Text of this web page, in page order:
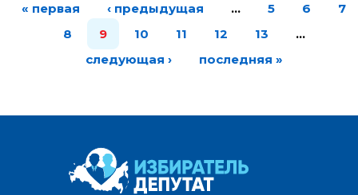
« первая ‹ предыдущая … 5 6
7
8
9 10 11 12 13
…
следующая ›
последняя »